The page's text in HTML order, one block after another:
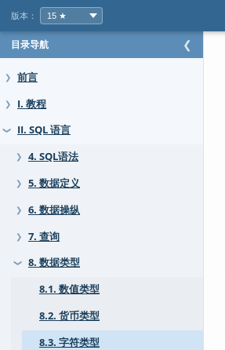
版本：
目录导航 ❮
❯ 前言
❯ I. 教程
❯ II. SQL 语言
❯ 4. SQL语法
❯ 5. 数据定义
❯ 6. 数据操纵
❯ 7. 查询
❯
8. 数据类型
8.1. 数值类型
8.2. 货币类型
8.3. 字符类型